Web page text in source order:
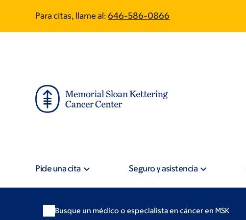
main
footer
Para citas, llame al: 646-586-0866
Pide una cita Seguro y asistencia
Busque un médico o especialista en cáncer en MSK